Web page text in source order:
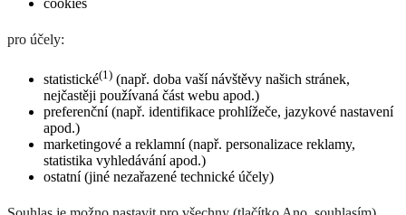
pro účely:
statistické(1) (např. doba vaší návštěvy našich stránek,
nejčastěji používaná část webu apod.)
preferenční (např. identifikace prohlížeče, jazykové nastavení
apod.)
marketingové a reklamní (např. personalizace reklamy,
statistika vyhledávání apod.)
ostatní (jiné nezařazené technické účely)